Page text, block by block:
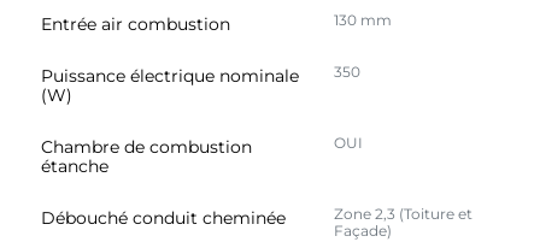
Entrée air combustion 130 mm
Puissance électrique nominale
(W)
350
Chambre de combustion
étanche
OUI
Débouché conduit cheminée
Zone 2,3 (Toiture et
Façade)